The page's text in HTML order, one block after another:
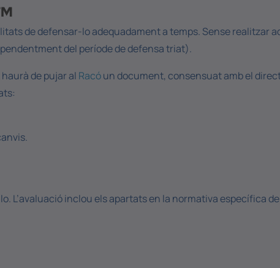
de defensar-lo adequadament a temps. Sense realitzar
del període de defensa triat).
de pujar al Racóun document, consensuat amb el
L’avaluació inclou els apartats en la normativa específica